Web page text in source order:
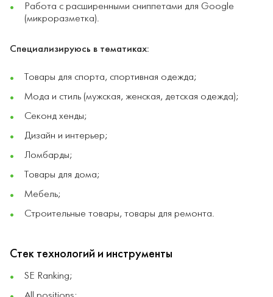
Работа с расширенными сниппетами для Google
(микроразметка).
Специализируюсь в тематиках:
Товары для спорта, спортивная одежда;
Мода и стиль (мужская, женская, детская одежда);
Секонд хенды;
Дизайн и интерьер;
Ломбарды;
Товары для дома;
Мебель;
Строительные товары, товары для ремонта.
Стек технологий и инструменты
SE Ranking;